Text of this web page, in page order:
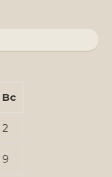
Вс
2
9